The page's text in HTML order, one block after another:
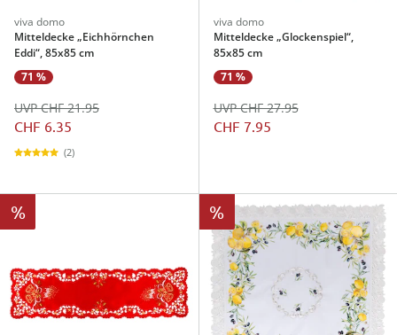
viva domo
Mitteldecke „Eichhörnchen
Eddi“, 85x85 cm
71 %
CHF 6.35
UVP CHF 21.95
(2)
viva domo
Mitteldecke „Glockenspiel“,
85x85 cm
71 %
CHF 7.95
UVP CHF 27.95
% %